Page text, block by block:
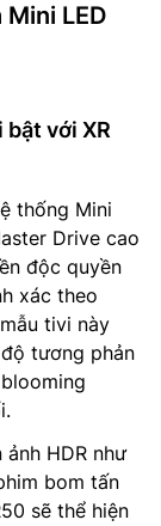
LED
với XR
thống Mini
Drive cao
độc quyền
xác theo
tivi này
tương phản
HDR như
bom tấn
sẽ thể hiện